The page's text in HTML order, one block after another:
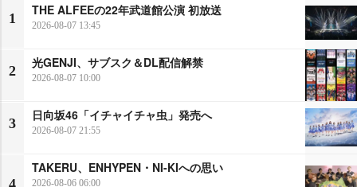
1
THE ALFEEの22年武道館公演 初放送
2026-08-07 13:45
2
光GENJI、サブスク＆DL配信解禁
2026-08-07 10:00
3
日向坂46「イチャイチャ虫」発売へ
2026-08-07 21:55
4
TAKERU、ENHYPEN・NI-KIへの思い
2026-08-06 06:00